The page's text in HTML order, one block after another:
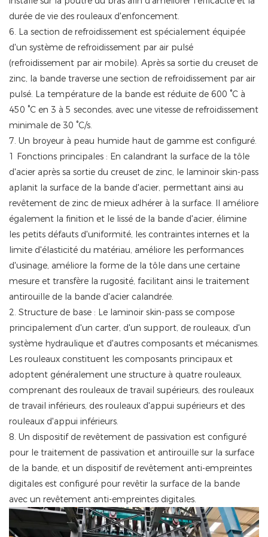
durée de vie des rouleaux d'enfoncement.
6. La section de refroidissement est spécialement équipée
d'un système de refroidissement par air pulsé
(refroidissement par air mobile). Après sa sortie du creuset de
zinc, la bande traverse une section de refroidissement par air
pulsé. La température de la bande est réduite de 600 °C à
450 °C en 3 à 5 secondes, avec une vitesse de refroidissement
minimale de 30 °C/s.
7. Un broyeur à peau humide haut de gamme est configuré.
1 Fonctions principales : En calandrant la surface de la tôle
d'acier après sa sortie du creuset de zinc, le laminoir skin-pass
aplanit la surface de la bande d'acier, permettant ainsi au
revêtement de zinc de mieux adhérer à la surface. Il améliore
également la finition et le lissé de la bande d'acier, élimine
les petits défauts d'uniformité, les contraintes internes et la
limite d'élasticité du matériau, améliore les performances
d'usinage, améliore la forme de la tôle dans une certaine
mesure et transfère la rugosité, facilitant ainsi le traitement
antirouille de la bande d'acier calandrée.
2. Structure de base : Le laminoir skin-pass se compose
principalement d'un carter, d'un support, de rouleaux, d'un
système hydraulique et d'autres composants et mécanismes.
Les rouleaux constituent les composants principaux et
adoptent généralement une structure à quatre rouleaux,
comprenant des rouleaux de travail supérieurs, des rouleaux
de travail inférieurs, des rouleaux d'appui supérieurs et des
rouleaux d'appui inférieurs.
8. Un dispositif de revêtement de passivation est configuré
pour le traitement de passivation et antirouille sur la surface
de la bande, et un dispositif de revêtement anti-empreintes
digitales est configuré pour revêtir la surface de la bande
avec un revêtement anti-empreintes digitales.